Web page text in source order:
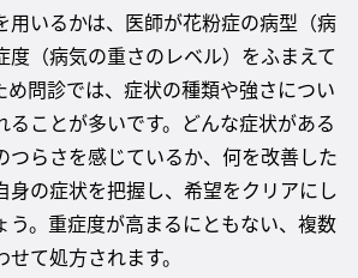
用いるかは、医師が花粉症の病型（病
度（病気の重さのレベル）をふまえて
め問診では、症状の種類や強さについ
ることが多いです。どんな症状がある
つらさを感じているか、何を改善した
身の症状を把握し、希望をクリアにし
う。重症度が高まるにともない、複数
て処方されます。